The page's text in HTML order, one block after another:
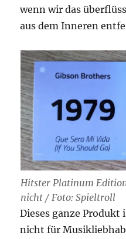
wenn wir das
aus dem Inneren
Hitster Platinum
nicht / Foto: Spieltroll
Dieses ganze
nicht für